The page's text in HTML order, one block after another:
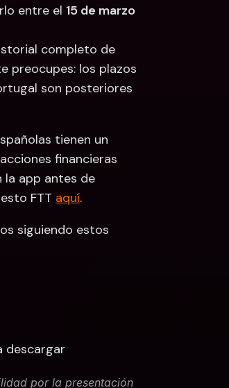
entre el 15 de marzo
completo de
preocupes: los plazos
son posteriores
tienen un
financieras
la app antes de
FTT aquí.
siguiendo estos
descargar
por la presentación